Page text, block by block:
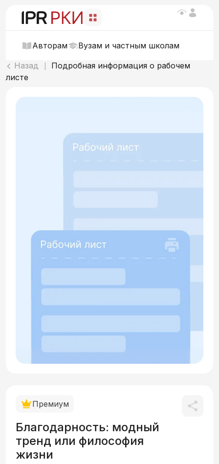
Авторам Вузам и частным школам
Назад
Подробная информация о рабочем
листе
Премиум
Благодарность: модный
тренд или философия
жизни